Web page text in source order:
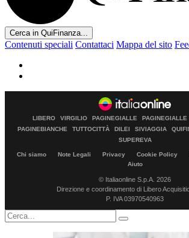
Cerca in QuiFinanza...
Contenuti speciali Contattaci Mappa del sito
LIBERO VIRGILIO PAGINEGIALLE PAGINEGIALLE
PAGINEBIANCHE
TUTTOCITTÀ DILEI SIVIAGGIA
SUPEREVA
Chi siamo Note Legali Privacy Cookie Policy
Aiuto
© Italiaonline S.p.A. 2026
Direzione e coordinamento di Libero
P. IVA 03970540963